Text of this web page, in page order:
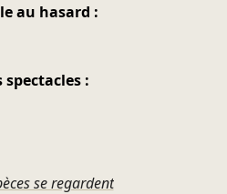
au hasard :
spectacles :
se regardent